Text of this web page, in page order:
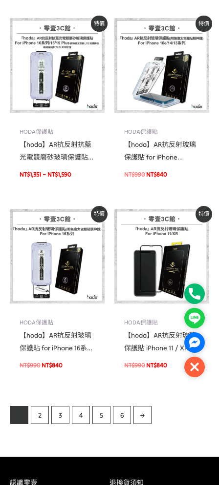
艙貼膜神器) 玻璃貼
特價
HODA保護貼
【hoda】AR抗反射抗藍
光電競磨砂玻璃保護貼
for iPhone16系
NT$1,351 – NT$1,590
價
格
範
圍：
NT$1,351
到
NT$1,590
特價
HODA保護貼
【hoda】AR抗反射玻璃
保護貼 for iPhone
16e/14/13系列(附無塵太
NT$990
原
始
價
格：
NT$840
目
前
價
格：
NT$840。
特價
HODA保護貼
【hoda】AR抗反射玻璃
保護貼 for iPhone 16系列
(附無塵太空艙貼膜神器)
NT$990
原
始
價
格：
NT$990。
NT$840
目
前
價
格：
NT$840。
特價
HODA保護貼
【hoda】AR抗反射玻璃
保護貼 iPhone 11 / XR 手
機螢幕保護貼 玻璃貼
NT$990
原
始
價
格：
NT$990。
NT$840
目
前
價
格：
NT$840。
2 3 4 5 6 →
認識零壹 退換貨須知
Phone
Line
Close